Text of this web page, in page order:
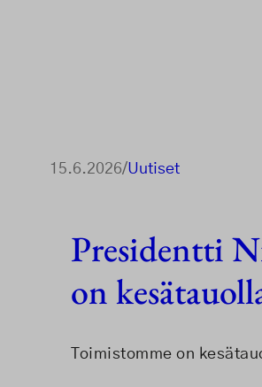
15.6.2026/Uutiset
Presidentti
on
Toimistomme on